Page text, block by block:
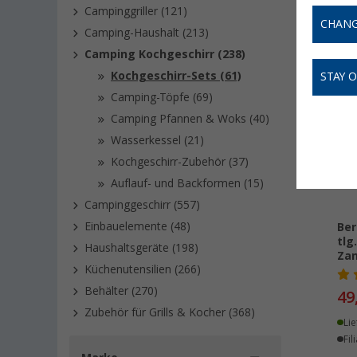
Campinggriller (121)
Camping-Haushalt (213)
Camping Kochgeschirr (238)
Kochgeschirr-Sets (61)
Camping-Töpfe (69)
Camping Pfannen & Woks (40)
Wasserkessel (21)
Kochgeschirr-Zubehör (37)
Auflauf- und Backformen (15)
Campinggeschirr (557)
Einbauelemente (48)
Haushaltsgeräte (198)
Küchenutensilien (266)
Behälter (270)
Zubehör für Grills & Kocher (368)
49,
STAY